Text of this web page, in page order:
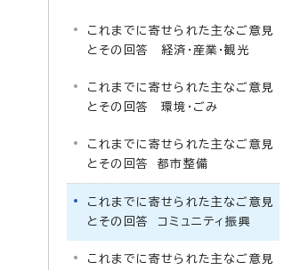
これまでに寄せられた主なご意見
とその回答 経済・産業・観光
これまでに寄せられた主なご意見
とその回答 環境・ごみ
これまでに寄せられた主なご意見
とその回答 都市整備
これまでに寄せられた主なご意見
とその回答 コミュニティ振興
これまでに寄せられた主なご意見